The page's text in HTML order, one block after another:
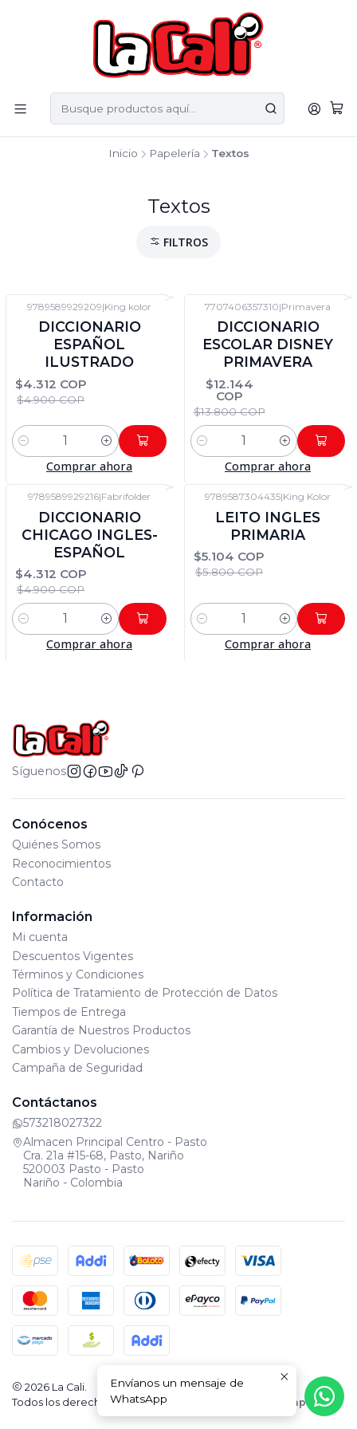
Inicio Papelería Textos
Textos
FILTROS
-12%DTO
9789589929209|King kolor
DICCIONARIO
ESPAÑOL
ILUSTRADO
$4.312 COP
$4.900 COP
Cantidad
Comprar ahora
-12%DTO
7707406357310|Primavera
DICCIONARIO
ESCOLAR DISNEY
PRIMAVERA
$12.144
COP
$13.800 COP
Cantidad
Comprar ahora
-12%DTO
9789589929216|Fabrifolder
DICCIONARIO
CHICAGO INGLES-
ESPAÑOL
$4.312 COP
$4.900 COP
Cantidad
Comprar ahora
-12%DTO
9789587304435|King Kolor
LEITO INGLES
PRIMARIA
$5.104 COP
$5.800 COP
Cantidad
Comprar ahora
Síguenos
Conócenos
Quiénes Somos
Reconocimientos
Contacto
Información
Mi cuenta
Descuentos Vigentes
Términos y Condiciones
Política de Tratamiento de Protección de Datos
Tiempos de Entrega
Garantía de Nuestros Productos
Cambios y Devoluciones
Campaña de Seguridad
Contáctanos
573218027322
Almacen Principal Centro - Pasto
Cra. 21a #15-68, Pasto, Nariño
520003 Pasto - Pasto
Nariño - Colombia
2026 La Cali.
Todos los derechos reservados.
Desarrollado por Jumpseller
Envíanos un mensaje de
WhatsApp